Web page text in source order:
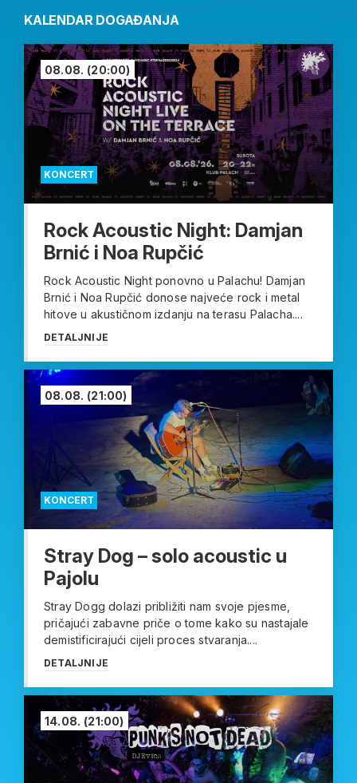
KALENDAR DOGAĐANJA
KONCERT
08.08. (20:00)
Rock Acoustic Night: Damjan
Brnić i Noa Rupčić
Rock Acoustic Night ponovno u Palachu! Damjan
Brnić i Noa Rupčić donose najveće rock i metal
hitove u akustičnom izdanju na terasu Palacha....
DETALJNIJE
KONCERT
08.08. (21:00)
Stray Dog – solo acoustic u
Pajolu
Stray Dogg dolazi približiti nam svoje pjesme,
pričajući zabavne priče o tome kako su nastajale
demistificirajući cijeli proces stvaranja....
DETALJNIJE
14.08. (21:00)